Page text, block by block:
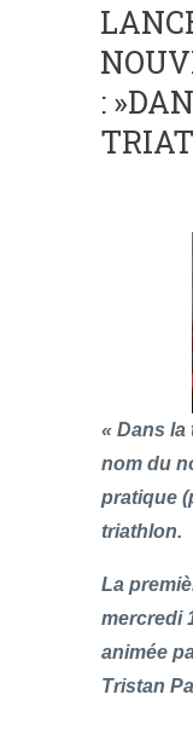
:
« Dans la
nom du
pratique
triathlon.
La
mercredi
animée
Tristan